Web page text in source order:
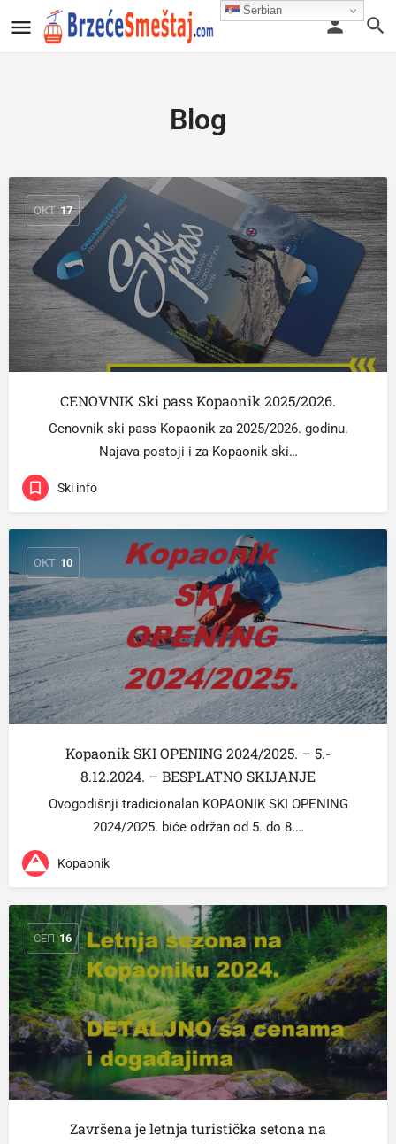
Blog
ОКТ 17
CENOVNIK Ski pass Kopaonik 2025/2026.
Cenovnik ski pass Kopaonik za 2025/2026. godinu.
Najava postoji i za Kopaonik ski…
Ski info
ОКТ 10
Kopaonik SKI OPENING 2024/2025. – 5.-
8.12.2024. – BESPLATNO SKIJANJE
Ovogodišnji tradicionalan KOPAONIK SKI OPENING
2024/2025. biće održan od 5. do 8.…
Kopaonik
СЕП 16
Završena je letnja turistička setona na
Serbian